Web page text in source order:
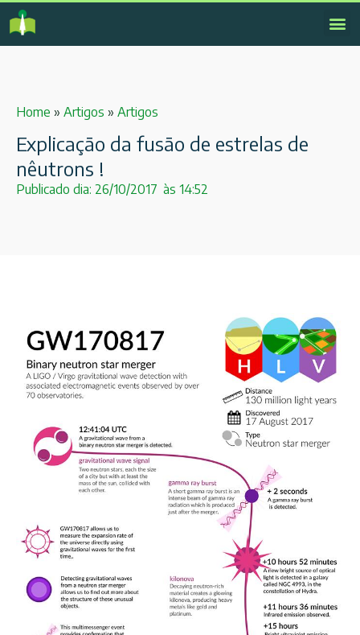
Home » Artigos » Artigos
Explicação da fusão de estrelas de
nêutrons !
Publicado dia: 26/10/2017 às 14:52